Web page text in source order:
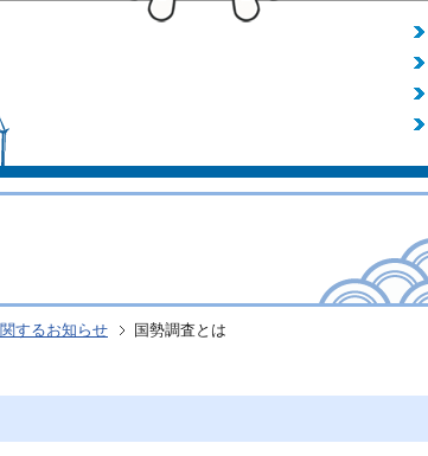
するお知らせ 国勢調査とは